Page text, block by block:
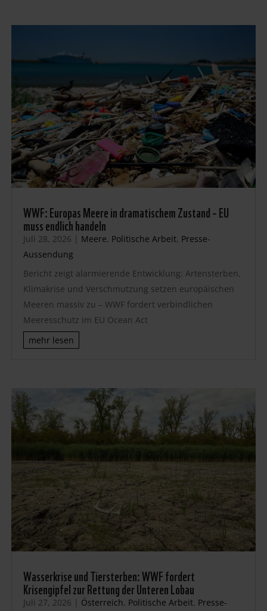
WWF: Europas Meere in dramatischem Zustand – EU
muss endlich handeln
Juli 28, 2026 | Meere, Politische Arbeit, Presse-
Aussendung
Bericht zeigt alarmierende Entwicklung: Artensterben,
Klimakrise und Verschmutzung setzen europäischen
Meeren massiv zu – WWF fordert verbindlichen
Meeresschutz im EU Ocean Act
mehr lesen
Wasserkrise und Tiersterben: WWF fordert
Krisengipfel zur Rettung der Unteren Lobau
Juli 27, 2026 | Österreich, Politische Arbeit, Presse-